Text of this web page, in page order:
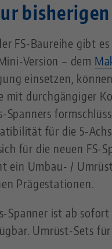
FS-Baureihe gibt
Version – dem
einsetzen,
mit durchgängiger
Spanners
für die 5-
für die neuen
ein Umbau- /
Prägestationen.
Spanner ist ab
Umrüst-Sets